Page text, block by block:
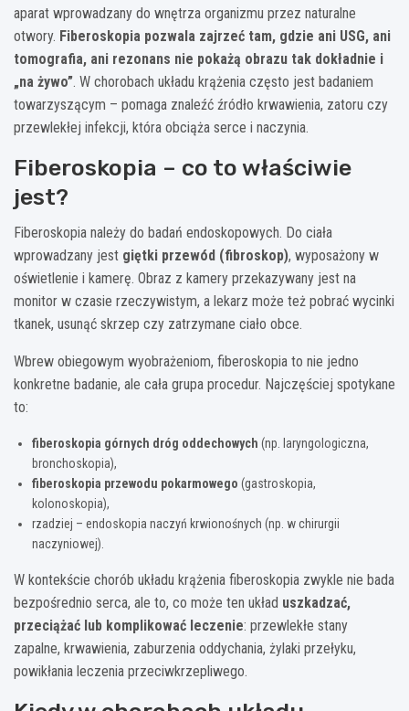
aparat wprowadzany do wnętrza organizmu przez naturalne
otwory. Fiberoskopia pozwala zajrzeć tam, gdzie ani USG, ani
tomografia, ani rezonans nie pokażą obrazu tak dokładnie i
„na żywo”. W chorobach układu krążenia często jest badaniem
towarzyszącym – pomaga znaleźć źródło krwawienia, zatoru czy
przewlekłej infekcji, która obciąża serce i naczynia.
Fiberoskopia – co to właściwie
jest?
Fiberoskopia należy do badań endoskopowych. Do ciała
wprowadzany jest giętki przewód (fibroskop), wyposażony w
oświetlenie i kamerę. Obraz z kamery przekazywany jest na
monitor w czasie rzeczywistym, a lekarz może też pobrać wycinki
tkanek, usunąć skrzep czy zatrzymane ciało obce.
Wbrew obiegowym wyobrażeniom, fiberoskopia to nie jedno
konkretne badanie, ale cała grupa procedur. Najczęściej spotykane
to:
fiberoskopia górnych dróg oddechowych (np. laryngologiczna,
bronchoskopia),
fiberoskopia przewodu pokarmowego (gastroskopia,
kolonoskopia),
rzadziej – endoskopia naczyń krwionośnych (np. w chirurgii
naczyniowej).
W kontekście chorób układu krążenia fiberoskopia zwykle nie bada
bezpośrednio serca, ale to, co może ten układ uszkadzać,
przeciążać lub komplikować leczenie: przewlekłe stany
zapalne, krwawienia, zaburzenia oddychania, żylaki przełyku,
powikłania leczenia przeciwkrzepliwego.